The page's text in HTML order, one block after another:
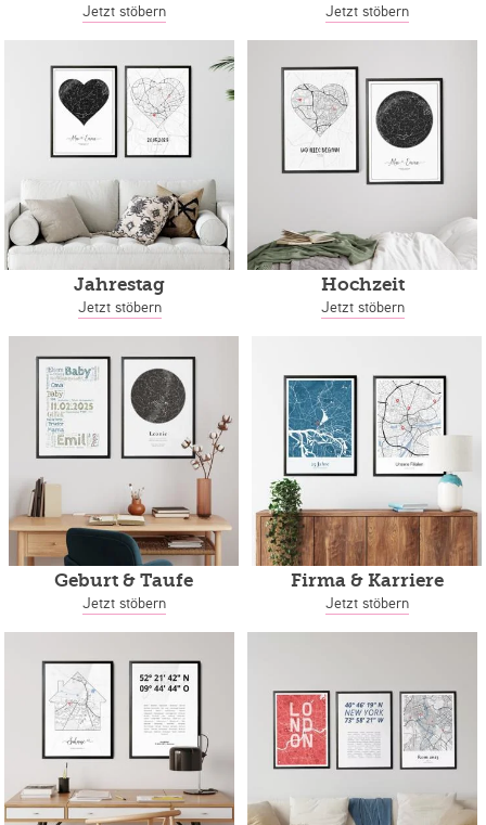
Jetzt stöbern
Jetzt stöbern
Jahrestag
Jetzt stöbern
Hochzeit
Jetzt stöbern
Geburt & Taufe
Jetzt stöbern
Firma & Karriere
Jetzt stöbern